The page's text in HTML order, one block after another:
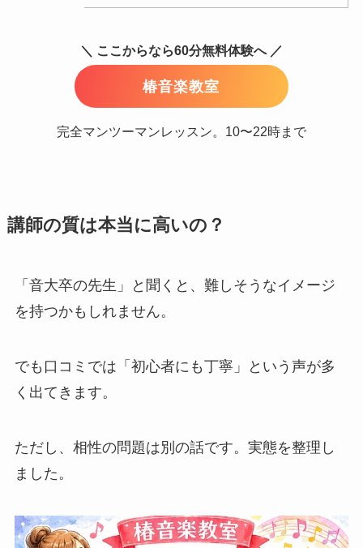
＼ ここからなら60分無料体験へ ／
椿音楽教室
完全マンツーマンレッスン。10〜22時まで
講師の質は本当に高いの？
「音大卒の先生」と聞くと、難しそうなイメージ
を持つかもしれません。
でも口コミでは「初心者にも丁寧」という声が多
く出てきます。
ただし、相性の問題は別の話です。実態を整理し
ました。